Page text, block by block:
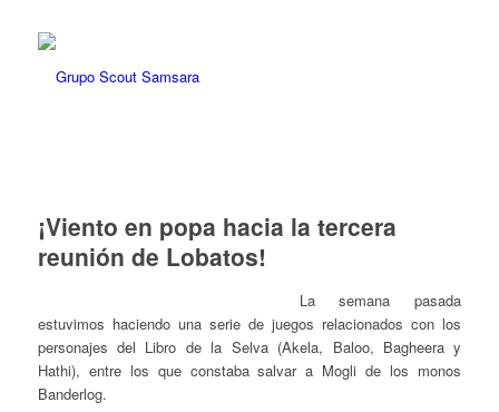
¡Viento en popa hacia la tercera
reunión de Lobatos!
La semana pasada
estuvimos haciendo una serie de juegos relacionados con los
personajes del Libro de la Selva (Akela, Baloo, Bagheera y
Hathi), entre los que constaba salvar a Mogli de los monos
Banderlog.